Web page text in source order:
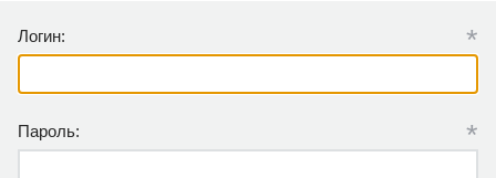
Логин: *
Пароль: *